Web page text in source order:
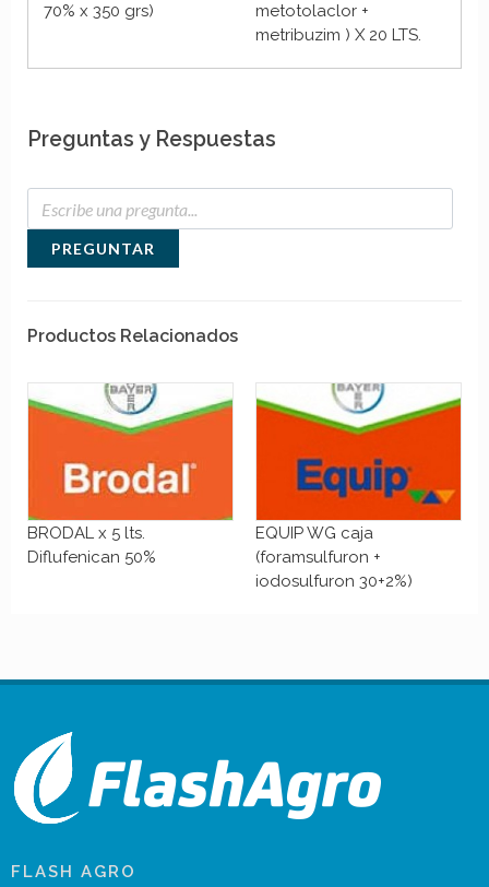
70% x 350 grs)
metotolaclor +
metribuzim ) X 20 LTS.
Preguntas y Respuestas
PREGUNTAR
Productos Relacionados
BRODAL x 5 lts.
Diflufenican 50%
EQUIP WG caja
(foramsulfuron +
iodosulfuron 30+2%)
FLASH AGRO